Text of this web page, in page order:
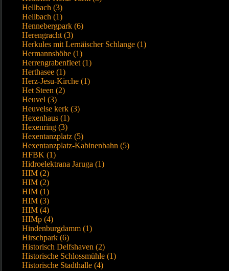
Hellbach (3)
Hellbach (1)
Hennebergpark (6)
Herengracht (3)
Herkules mit Lernäischer Schlange (1)
Hermannshöhe (1)
Herrengrabenfleet (1)
Herthasee (1)
Herz-Jesu-Kirche (1)
Het Steen (2)
Heuvel (3)
Heuvelse kerk (3)
Hexenhaus (1)
Hexenring (3)
Hexentanzplatz (5)
Hexentanzplatz-Kabinenbahn (5)
HFBK (1)
Hidroelektrana Jaruga (1)
HIM (2)
HIM (2)
HIM (1)
HIM (3)
HIM (4)
HIMp (4)
Hindenburgdamm (1)
Hirschpark (6)
Historisch Delfshaven (2)
Historische Schlossmühle (1)
Historische Stadthalle (4)